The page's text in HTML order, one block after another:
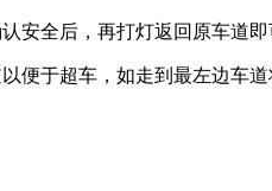
安全后，再打灯返回原车道即
便于超车，如走到最左边车道